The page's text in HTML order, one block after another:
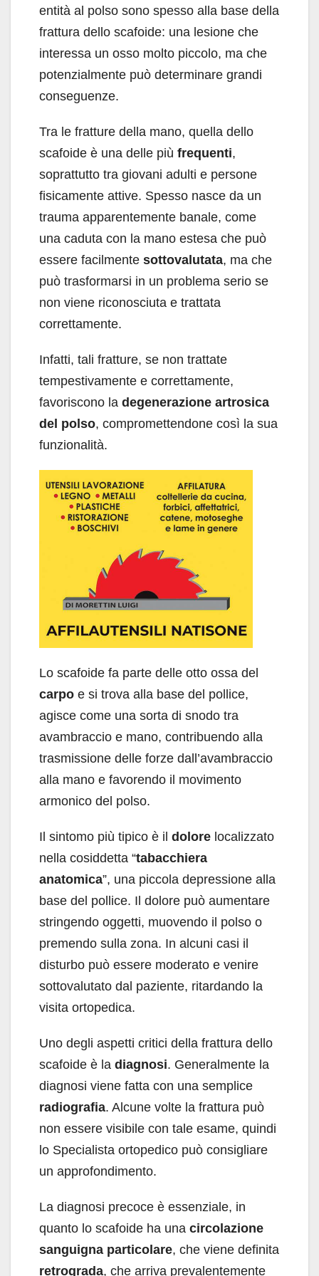
entità al polso sono spesso alla base della
frattura dello scafoide: una lesione che
interessa un osso molto piccolo, ma che
potenzialmente può determinare grandi
conseguenze.
Tra le fratture della mano, quella dello
scafoide è una delle più frequenti,
soprattutto tra giovani adulti e persone
fisicamente attive. Spesso nasce da un
trauma apparentemente banale, come
una caduta con la mano estesa che può
essere facilmente sottovalutata, ma che
può trasformarsi in un problema serio se
non viene riconosciuta e trattata
correttamente.
Infatti, tali fratture, se non trattate
tempestivamente e correttamente,
favoriscono la degenerazione artrosica
del polso, compromettendone così la sua
funzionalità.
Lo scafoide fa parte delle otto ossa del
carpo e si trova alla base del pollice,
agisce come una sorta di snodo tra
avambraccio e mano, contribuendo alla
trasmissione delle forze dall’avambraccio
alla mano e favorendo il movimento
armonico del polso.
Il sintomo più tipico è il dolore localizzato
nella cosiddetta “tabacchiera
anatomica”, una piccola depressione alla
base del pollice. Il dolore può aumentare
stringendo oggetti, muovendo il polso o
premendo sulla zona. In alcuni casi il
disturbo può essere moderato e venire
sottovalutato dal paziente, ritardando la
visita ortopedica.
Uno degli aspetti critici della frattura dello
scafoide è la diagnosi. Generalmente la
diagnosi viene fatta con una semplice
radiografia. Alcune volte la frattura può
non essere visibile con tale esame, quindi
lo Specialista ortopedico può consigliare
un approfondimento.
La diagnosi precoce è essenziale, in
quanto lo scafoide ha una circolazione
sanguigna particolare, che viene definita
retrograda, che arriva prevalentemente